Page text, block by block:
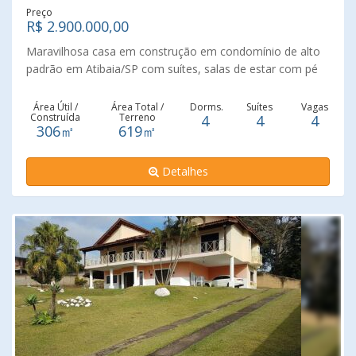
Preço
R$ 2.900.000,00
Maravilhosa casa em construção em condomínio de alto
padrão em Atibaia/SP com suítes, salas de estar com pé
Área Gourmet, Lavabos, Piscina, tubulação de água
quente, caixas e passagens para instalação de Ar
Condicionado. Previsão de Conclusão Julho de 2024
Agende uma visita e venha conhecer!
Área Útil /
Construída
306㎡
Área Total /
Terreno
619㎡
Dorms.
4
Suítes
4
Vagas
4
Detalhes